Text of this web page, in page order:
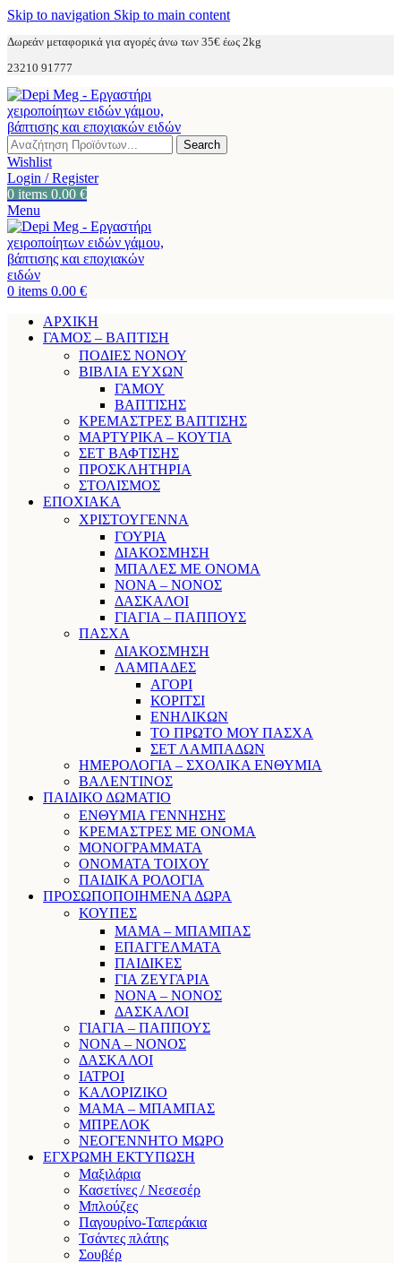
Skip to navigation Skip to main content
Δωρεάν μεταφορικά για αγορές άνω των 35€ έως 2kg
23210 91777
Search
Wishlist
Login / Register
0 items 0.00 €
Menu
0 items 0.00 €
ΑΡΧΙΚΗ
ΓΑΜΟΣ – ΒΑΠΤΙΣΗ
ΠΟΔΙΕΣ ΝΟΝΟΥ
ΒΙΒΛΙΑ ΕΥΧΩΝ
ΓΑΜΟΥ
ΒΑΠΤΙΣΗΣ
ΚΡΕΜΑΣΤΡΕΣ ΒΑΠΤΙΣΗΣ
ΜΑΡΤΥΡΙΚΑ – ΚΟΥΤΙΑ
ΣΕΤ ΒΑΦΤΙΣΗΣ
ΠΡΟΣΚΛΗΤΗΡΙΑ
ΣΤΟΛΙΣΜΟΣ
ΕΠΟΧΙΑΚΑ
ΧΡΙΣΤΟΥΓΕΝΝΑ
ΓΟΥΡΙΑ
ΔΙΑΚΟΣΜΗΣΗ
ΜΠΑΛΕΣ ΜΕ ΟΝΟΜΑ
ΝΟΝΑ – ΝΟΝΟΣ
ΔΑΣΚΑΛΟΙ
ΓΙΑΓΙΑ – ΠΑΠΠΟΥΣ
ΠΑΣΧΑ
ΔΙΑΚΟΣΜΗΣΗ
ΛΑΜΠΑΔΕΣ
ΑΓΟΡΙ
ΚΟΡΙΤΣΙ
ΕΝΗΛΙΚΩΝ
ΤΟ ΠΡΩΤΟ ΜΟΥ ΠΑΣΧΑ
ΣΕΤ ΛΑΜΠΑΔΩΝ
ΗΜΕΡΟΛΟΓΙΑ – ΣΧΟΛΙΚΑ ΕΝΘΥΜΙΑ
ΒΑΛΕΝΤΙΝΟΣ
ΠΑΙΔΙΚΟ ΔΩΜΑΤΙΟ
ΕΝΘΥΜΙΑ ΓΕΝΝΗΣΗΣ
ΚΡΕΜΑΣΤΡΕΣ ΜΕ ΟΝΟΜΑ
ΜΟΝΟΓΡΑΜΜΑΤΑ
ΟΝΟΜΑΤΑ ΤΟΙΧΟΥ
ΠΑΙΔΙΚΑ ΡΟΛΟΓΙΑ
ΠΡΟΣΩΠΟΠΟΙΗΜΕΝΑ ΔΩΡΑ
ΚΟΥΠΕΣ
ΜΑΜΑ – ΜΠΑΜΠΑΣ
ΕΠΑΓΓΕΛΜΑΤΑ
ΠΑΙΔΙΚΕΣ
ΓΙΑ ΖΕΥΓΑΡΙΑ
ΝΟΝΑ – ΝΟΝΟΣ
ΔΑΣΚΑΛΟΙ
ΓΙΑΓΙΑ – ΠΑΠΠΟΥΣ
ΝΟΝΑ – ΝΟΝΟΣ
ΔΑΣΚΑΛΟΙ
ΙΑΤΡΟΙ
ΚΑΛΟΡΙΖΙΚΟ
ΜΑΜΑ – ΜΠΑΜΠΑΣ
ΜΠΡΕΛΟΚ
ΝΕΟΓΕΝΝΗΤΟ ΜΩΡΟ
ΕΓΧΡΩΜΗ ΕΚΤΥΠΩΣΗ
Μαξιλάρια
Κασετίνες / Νεσεσέρ
Μπλούζες
Παγουρίνο-Ταπεράκια
Τσάντες πλάτης
Σουβέρ